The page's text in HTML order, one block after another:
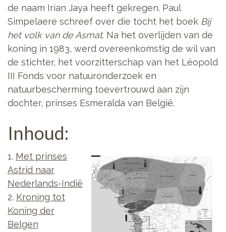
de naam Irian Jaya heeft gekregen. Paul
Simpelaere schreef over die tocht het boek Bij
het volk van de Asmat. Na het overlijden van de
koning in 1983, werd overeenkomstig de wil van
de stichter, het voorzitterschap van het Léopold
III Fonds voor natuuronderzoek en
natuurbescherming toevertrouwd aan zijn
dochter, prinses Esmeralda van België.
Inhoud:
1. Met prinses
Astrid naar
Nederlands-Indië
2. Kroning tot
Koning der
Belgen